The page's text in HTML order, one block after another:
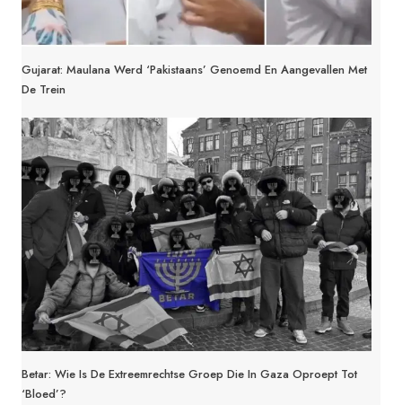
Gujarat: Maulana Werd ‘Pakistaans’ Genoemd En Aangevallen Met
De Trein
Betar: Wie Is De Extreemrechtse Groep Die In Gaza Oproept Tot
‘bloed’?